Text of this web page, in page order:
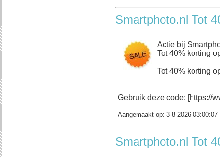
Smartphoto.nl Tot
Actie bij
Tot 40% korting
Tot 40% korting
Gebruik deze code: [https://
Aangemaakt op: 3-8-2026 03:00:07
Smartphoto.nl Tot